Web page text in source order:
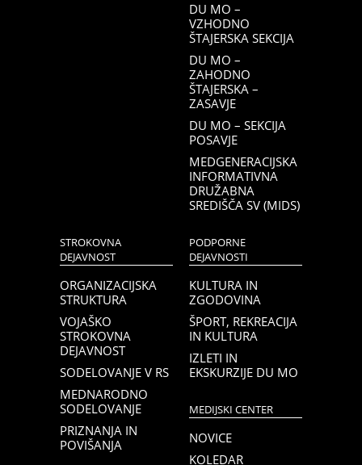
DU MO –
VZHODNO
ŠTAJERSKA SEKCIJA
DU MO –
ZAHODNO
ŠTAJERSKA –
ZASAVJE
DU MO – SEKCIJA
POSAVJE
MEDGENERACIJSKA
INFORMATIVNA
DRUŽABNA
SREDIŠČA SV (MIDS)
STROKOVNA
DEJAVNOST
ORGANIZACIJSKA
STRUKTURA
VOJAŠKO
STROKOVNA
DEJAVNOST
SODELOVANJE V RS
MEDNARODNO
SODELOVANJE
PRIZNANJA IN
POVIŠANJA
PODPORNE
DEJAVNOSTI
KULTURA IN
ZGODOVINA
ŠPORT, REKREACIJA
IN KULTURA
IZLETI IN
EKSKURZIJE DU MO
MEDIJSKI CENTER
NOVICE
KOLEDAR